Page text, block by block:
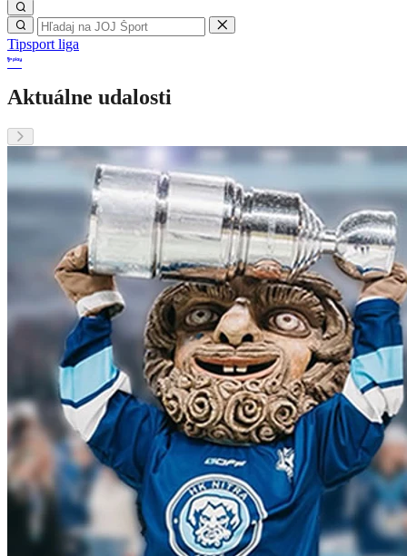
Tipsport liga
Aktuálne udalosti